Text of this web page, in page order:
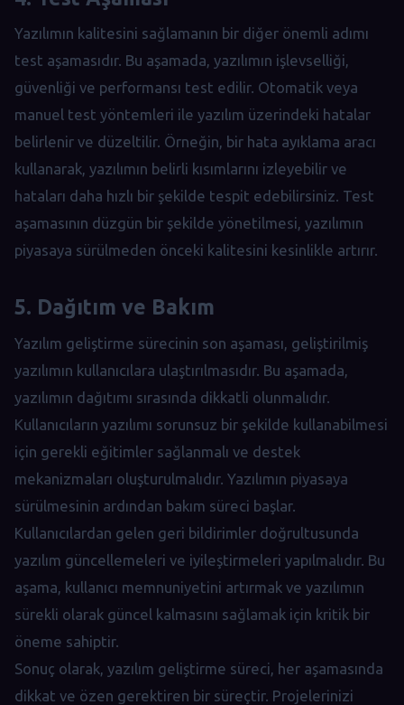
Yazılımın kalitesini sağlamanın bir diğer önemli adımı
test aşamasıdır. Bu aşamada, yazılımın işlevselliği,
güvenliği ve performansı test edilir. Otomatik veya
manuel test yöntemleri ile yazılım üzerindeki hatalar
belirlenir ve düzeltilir. Örneğin, bir hata ayıklama aracı
kullanarak, yazılımın belirli kısımlarını izleyebilir ve
hataları daha hızlı bir şekilde tespit edebilirsiniz. Test
aşamasının düzgün bir şekilde yönetilmesi, yazılımın
piyasaya sürülmeden önceki kalitesini kesinlikle artırır.
5. Dağıtım ve Bakım
Yazılım geliştirme sürecinin son aşaması, geliştirilmiş
yazılımın kullanıcılara ulaştırılmasıdır. Bu aşamada,
yazılımın dağıtımı sırasında dikkatli olunmalıdır.
Kullanıcıların yazılımı sorunsuz bir şekilde kullanabilmesi
için gerekli eğitimler sağlanmalı ve destek
mekanizmaları oluşturulmalıdır. Yazılımın piyasaya
sürülmesinin ardından bakım süreci başlar.
Kullanıcılardan gelen geri bildirimler doğrultusunda
yazılım güncellemeleri ve iyileştirmeleri yapılmalıdır. Bu
aşama, kullanıcı memnuniyetini artırmak ve yazılımın
sürekli olarak güncel kalmasını sağlamak için kritik bir
öneme sahiptir.
Sonuç olarak, yazılım geliştirme süreci, her aşamasında
dikkat ve özen gerektiren bir süreçtir. Projelerinizi